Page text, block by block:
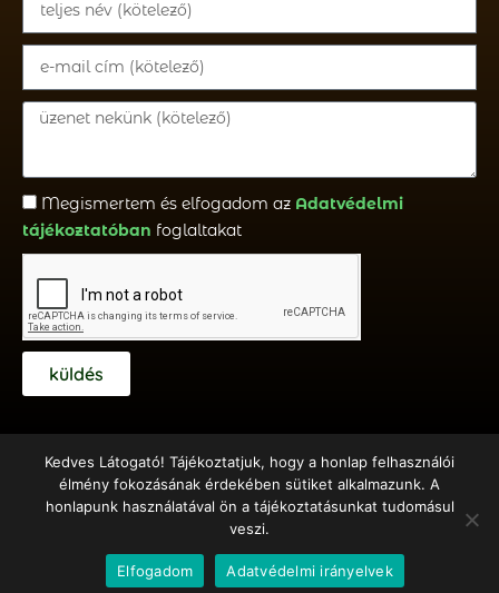
Megismertem és elfogadom az Adatvédelmi
tájékoztatóban foglaltakat
küldés
Copyright © 2018 – 2020 Emberöltő Alapítvány – Készítette:
Hernyák Gábor e.v.– Design: Elementor Pro + WordPress
Kedves Látogató! Tájékoztatjuk, hogy a honlap felhasználói
élmény fokozásának érdekében sütiket alkalmazunk. A
honlapunk használatával ön a tájékoztatásunkat tudomásul
veszi.
Elfogadom Adatvédelmi irányelvek